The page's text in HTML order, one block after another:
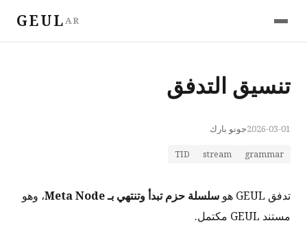
GEULAR
تنسيق التدفق
2026-03-01جونو بارك
grammar
stream
TID
تدفق GEUL هو سلسلة حزم تبدأ وتنتهي بـ Meta Node
، وهو
مستند GEUL مكتمل.